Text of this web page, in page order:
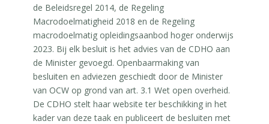
de Beleidsregel 2014, de Regeling
Macrodoelmatigheid 2018 en de Regeling
macrodoelmatig opleidingsaanbod hoger onderwijs
2023. Bij elk besluit is het advies van de CDHO aan
de Minister gevoegd. Openbaarmaking van
besluiten en adviezen geschiedt door de Minister
van OCW op grond van art. 3.1 Wet open overheid.
De CDHO stelt haar website ter beschikking in het
kader van deze taak en publiceert de besluiten met